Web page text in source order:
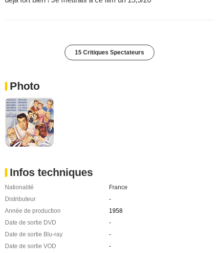
15 Critiques Spectateurs
Photo
Infos techniques
Nationalité
France
Distributeur
-
Année de production
1958
Date de sortie DVD
-
Date de sortie Blu-ray
-
Date de sortie VOD
-